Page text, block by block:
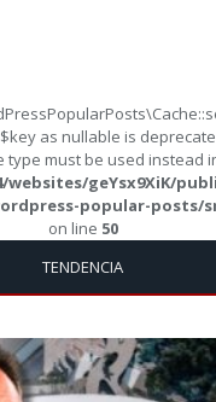
as nullable is
type must be used instead
websites/geYsx9XiK/
popular-posts/
on line 50
TENDENCIA